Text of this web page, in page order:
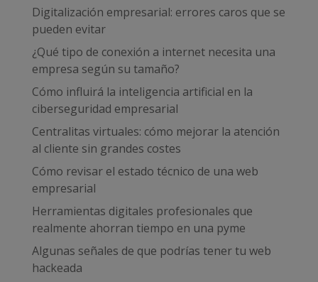
Digitalización empresarial: errores caros que se
pueden evitar
¿Qué tipo de conexión a internet necesita una
empresa según su tamaño?
Cómo influirá la inteligencia artificial en la
ciberseguridad empresarial
Centralitas virtuales: cómo mejorar la atención
al cliente sin grandes costes
Cómo revisar el estado técnico de una web
empresarial
Herramientas digitales profesionales que
realmente ahorran tiempo en una pyme
Algunas señales de que podrías tener tu web
hackeada